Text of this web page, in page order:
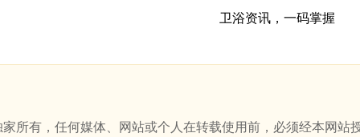
卫浴资讯，一码掌握
所有，任何媒体、网站或个人在转载使用前，必须经本网站